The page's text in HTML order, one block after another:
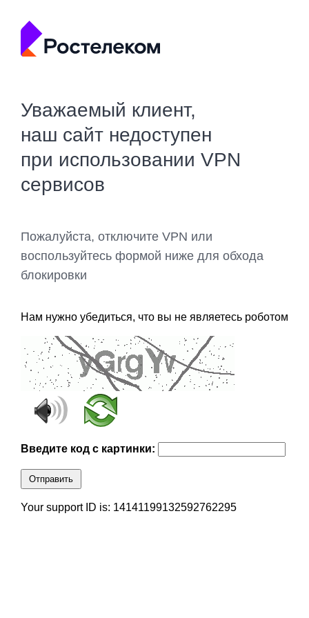
Уважаемый клиент,
наш сайт недоступен
при использовании VPN
сервисов
Пожалуйста, отключите VPN или
воспользуйтесь формой ниже для обхода
блокировки
Нам нужно убедиться, что вы не являетесь роботом
Введите код с картинки:
Отправить
Your support ID is: 14141199132592762295